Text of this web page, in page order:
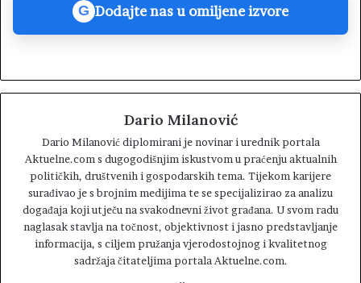
G Dodajte nas u omiljene izvore
Dario Milanović
Dario Milanović diplomirani je novinar i urednik portala
Aktuelne.com s dugogodišnjim iskustvom u praćenju aktualnih
političkih, društvenih i gospodarskih tema. Tijekom karijere
surađivao je s brojnim medijima te se specijalizirao za analizu
događaja koji utječu na svakodnevni život građana. U svom radu
naglasak stavlja na točnost, objektivnost i jasno predstavljanje
informacija, s ciljem pružanja vjerodostojnog i kvalitetnog
sadržaja čitateljima portala Aktuelne.com.